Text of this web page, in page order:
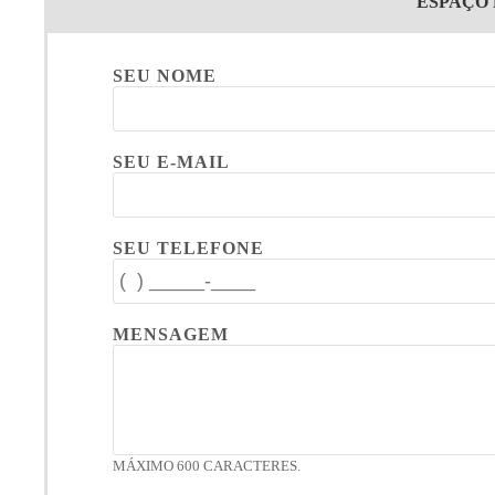
SEU NOME
SEU E-MAIL
SEU TELEFONE
MENSAGEM
MÁXIMO 600 CARACTERES.